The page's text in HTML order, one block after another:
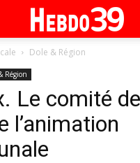
Dole & Région
Région
Le comité
l’animation